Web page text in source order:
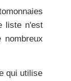
liste n'est
qui utilise